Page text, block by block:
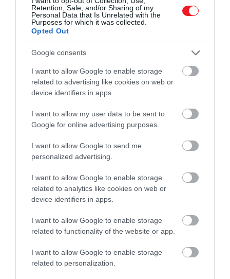
Retention, Sale, and/or Sharing of my
Personal Data that Is Unrelated with the
Purposes for which it was collected.
Opted Out
Google consents
I want to allow Google to enable storage
related to advertising like cookies on web or
device identifiers in apps.
I want to allow my user data to be sent to
Google for online advertising purposes.
I want to allow Google to send me
personalized advertising.
I want to allow Google to enable storage
related to analytics like cookies on web or
device identifiers in apps.
I want to allow Google to enable storage
related to functionality of the website or app.
I want to allow Google to enable storage
related to personalization.
lehetnek. Kína kivételével a térség többi államára
vonatkozó növekedési előrejelzés csupán 4,8
százalékos.
Amikor a térség éppen
kezdett magához térni a
világjárvány okozta sokkból,
az Ukrajnában zajló háború
ismét lesúlyozta a
növekedési lendületet
mondta a Világbank ázsiai és a csendes-óceán
térségi alelnöke,Manuela Ferro
ugyanakkor erős alapokon